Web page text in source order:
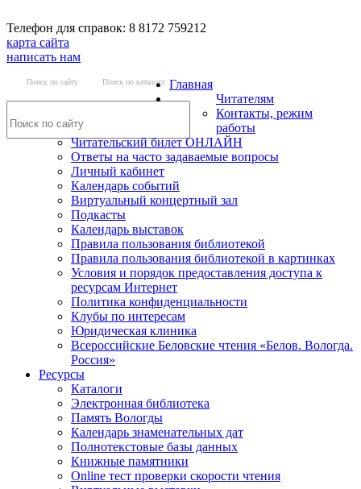
Телефон для справок: 8 8172 759212
карта сайта
написать нам
Поиск по сайту Поиск по каталогу Главная
Читателям
Контакты, режим
работы
Читательский билет ОНЛАЙН
Ответы на часто задаваемые вопросы
Личный кабинет
Календарь событий
Виртуальный концертный зал
Подкасты
Календарь выставок
Правила пользования библиотекой
Правила пользования библиотекой в картинках
Условия и порядок предоставления доступа к
ресурсам Интернет
Политика конфиденциальности
Клубы по интересам
Юридическая клиника
Всероссийские Беловские чтения «Белов. Вологда.
Россия»
Ресурсы
Каталоги
Электронная библиотека
Память Вологды
Календарь знаменательных дат
Полнотекстовые базы данных
Книжные памятники
Online тест проверки скорости чтения